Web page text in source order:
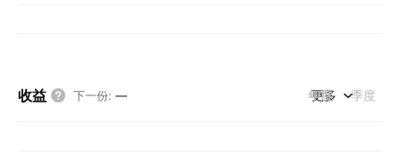
收益 下一份: — 年度 季度
更多